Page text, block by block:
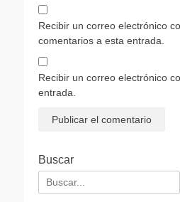
Recibir un correo electrónico
comentarios a esta entrada.
Recibir un correo electrónico
entrada.
Buscar
Buscar: